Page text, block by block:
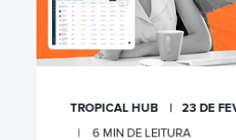
TROPICAL HUB
23 DE
6 MIN DE LEITURA